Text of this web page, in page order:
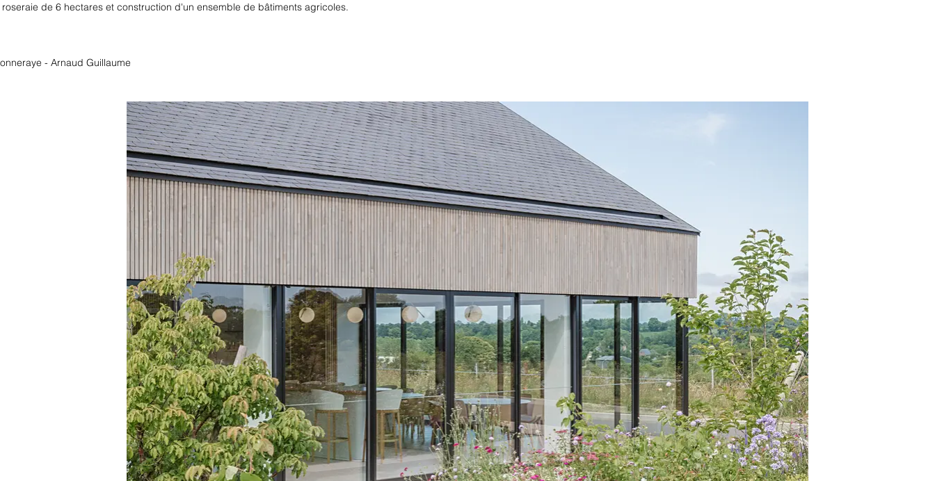
roseraie de 6 hectares et construction d'un ensemble de bâtiments agricoles.
- Arnaud Guillaume